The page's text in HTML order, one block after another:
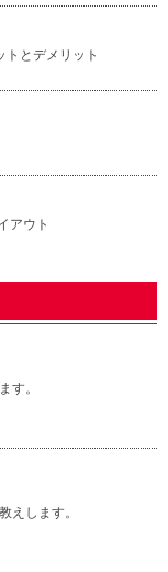
トとデメリット
アウト
す。
えします。